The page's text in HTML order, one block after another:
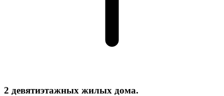
2 девятиэтажных жилых дома.